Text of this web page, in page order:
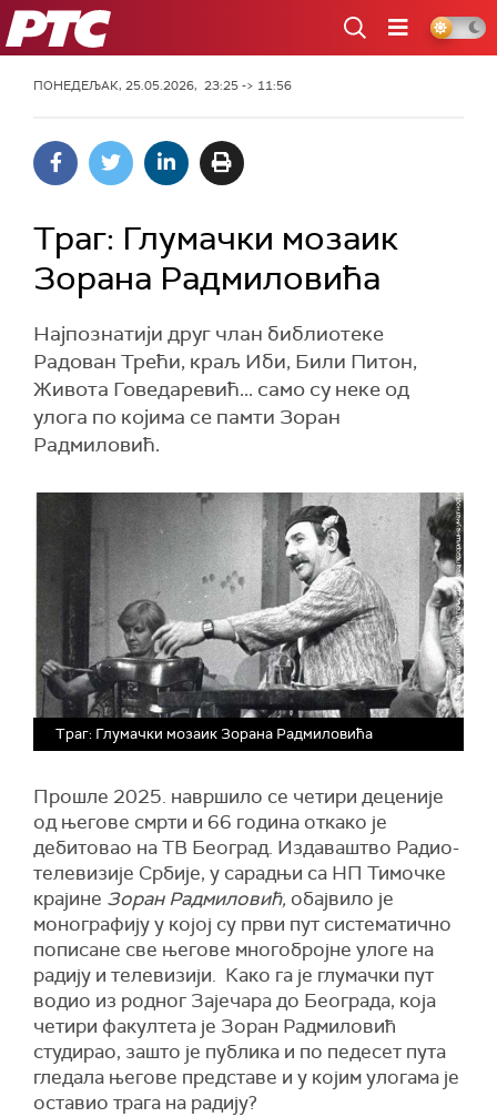
РТС
ПОНЕДЕЉАК, 25.05.2026, 23:25 -> 11:56
Траг: Глумачки мозаик
Зорана Радмиловића
Најпознатији друг члан библиотеке
Радован Трећи, краљ Иби, Били Питон,
Живота Говедаревић... само су неке од
улога по којима се памти Зоран
Радмиловић.
Траг: Глумачки мозаик Зорана Радмиловића
Прошле 2025. навршило се четири деценије
од његове смрти и 66 година откако је
дебитовао на ТВ Београд. Издаваштво Радио-
телевизије Србије, у сарадњи са НП Тимочке
крајине Зоран Радмиловић, обајвило је
монографију у којој су први пут систематично
пописане све његове многобројне улоге на
радију и телевизији. Како га је глумачки пут
водио из родног Зајечара до Београда, која
четири факултета је Зоран Радмиловић
студирао, зашто је публика и по педесет пута
гледала његове представе и у којим улогама је
оставио трага на радију?